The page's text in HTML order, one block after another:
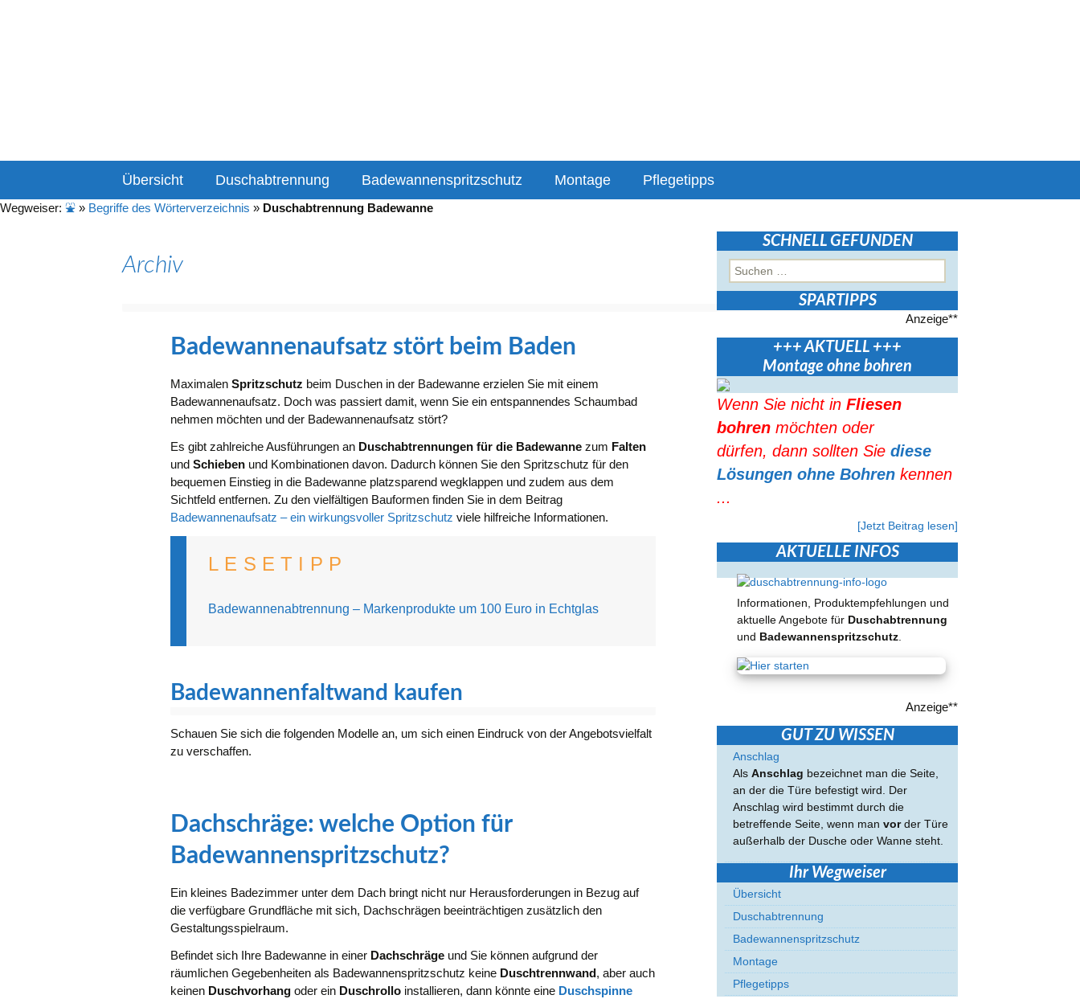
Inhalt
springen
Übersicht Duschabtrennung Badewannenspritzschutz Montage Pflegetipps
Wegweiser: ⛲ » Begriffe des Wörterverzeichnis » Duschabtrennung Badewanne
Archiv
Badewannenaufsatz stört beim Baden
Maximalen Spritzschutz beim Duschen in der Badewanne erzielen Sie mit einem
Badewannenaufsatz. Doch was passiert damit, wenn Sie ein entspannendes Schaumbad
nehmen möchten und der Badewannenaufsatz stört?
Es gibt zahlreiche Ausführungen an Duschabtrennungen für die Badewanne zum Falten
und Schieben und Kombinationen davon. Dadurch können Sie den Spritzschutz für den
bequemen Einstieg in die Badewanne platzsparend wegklappen und zudem aus dem
Sichtfeld entfernen. Zu den vielfältigen Bauformen finden Sie in dem Beitrag
Badewannenaufsatz – ein wirkungsvoller Spritzschutz viele hilfreiche Informationen.
LESETIPP
Badewannenabtrennung – Markenprodukte um 100 Euro in Echtglas
Badewannenfaltwand kaufen
Schauen Sie sich die folgenden Modelle an, um sich einen Eindruck von der Angebotsvielfalt
zu verschaffen.
Dachschräge: welche Option für
Badewannenspritzschutz?
Ein kleines Badezimmer unter dem Dach bringt nicht nur Herausforderungen in Bezug auf
die verfügbare Grundfläche mit sich, Dachschrägen beeinträchtigen zusätzlich den
Gestaltungsspielraum.
Befindet sich Ihre Badewanne in einer Dachschräge und Sie können aufgrund der
räumlichen Gegebenheiten als Badewannenspritzschutz keine Duschtrennwand, aber auch
keinen Duschvorhang oder ein Duschrollo installieren, dann könnte eine Duschspinne
SCHNELL GEFUNDEN
Suchen
nach:
SPARTIPPS
Anzeige**
+++ AKTUELL +++
Montage ohne bohren
Wenn Sie nicht in Fliesen
bohren möchten oder
dürfen, dann sollten Sie diese
Lösungen ohne Bohren kennen
...
[Jetzt Beitrag lesen]
AKTUELLE INFOS
Informationen, Produktempfehlungen und
aktuelle Angebote für Duschabtrennung
und Badewannenspritzschutz
Anzeige**
GUT ZU WISSEN
Anschlag
Als Anschlag bezeichnet man die Seite,
an der die Türe befestigt wird. Der
Anschlag wird bestimmt durch die
betreffende Seite, wenn man vorder Türe
außerhalb der Dusche oder Wanne steht.
Ihr Wegweiser
Übersicht
Duschabtrennung
Badewannenspritzschutz
Montage
Pflegetipps